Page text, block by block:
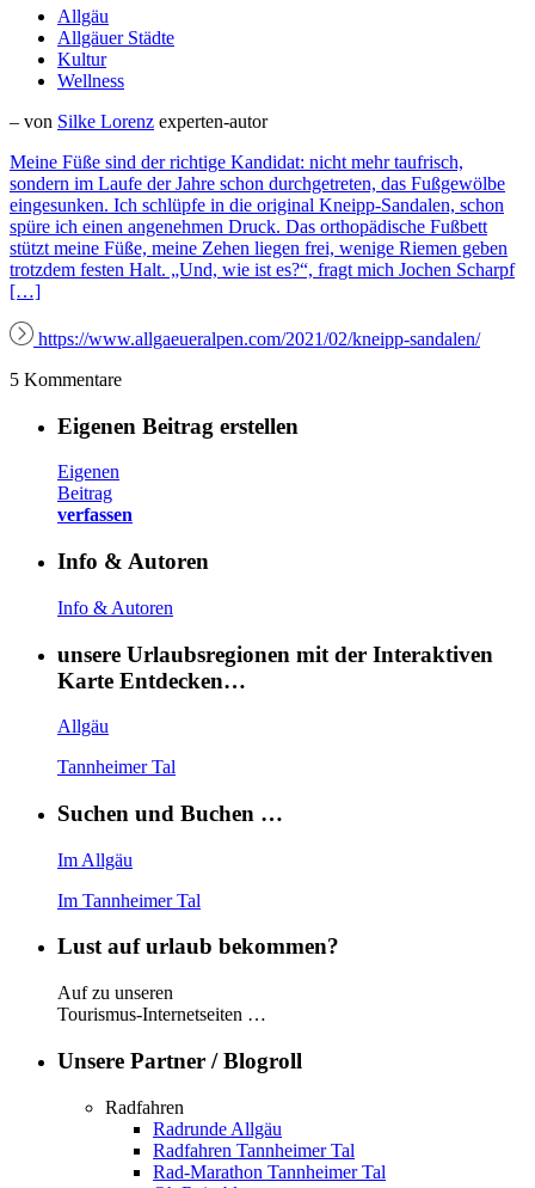
Allgäu
Allgäuer Städte
Kultur
Wellness
– von Silke Lorenz experten-autor
Meine Füße sind der richtige Kandidat: nicht mehr taufrisch,
sondern im Laufe der Jahre schon durchgetreten, das Fußgewölbe
eingesunken. Ich schlüpfe in die original Kneipp-Sandalen, schon
spüre ich einen angenehmen Druck. Das orthopädische Fußbett
stützt meine Füße, meine Zehen liegen frei, wenige Riemen geben
trotzdem festen Halt. „Und, wie ist es?“, fragt mich Jochen Scharpf
[…]
https://www.allgaeueralpen.com/2021/02/kneipp-sandalen/
5 Kommentare
Eigenen Beitrag erstellen
Eigenen
Beitrag
verfassen
Info & Autoren
Info & Autoren
unsere Urlaubsregionen mit der Interaktiven
Karte Entdecken…
Allgäu
Tannheimer Tal
Suchen und Buchen …
Im Allgäu
Im Tannheimer Tal
Lust auf urlaub bekommen?
Auf zu unseren
Tourismus-Internetseiten …
Unsere Partner / Blogroll
Radfahren
Radrunde Allgäu
Radfahren Tannheimer Tal
Rad-Marathon Tannheimer Tal